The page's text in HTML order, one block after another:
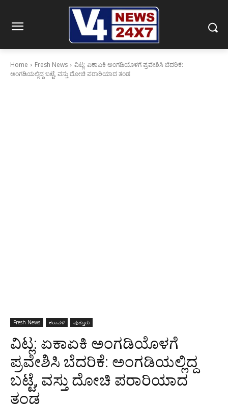
Home Fresh News
ವಿಟ್ಲ: ಏಕಾಏಕಿ ಅಂಗಡಿಯೊಳಗೆ ಪ್ರವೇಶಿಸಿ ಬೆದರಿಕೆ:
ಅಂಗಡಿಯಲ್ಲಿದ್ದ ಬಟ್ಟೆ, ವಸ್ತು ದೋಚಿ ಪರಾರಿಯಾದ ತಂಡ
Fresh News ಕರಾವಳಿ ಪುತ್ತೂರು
ವಿಟ್ಲ: ಏಕಾಏಕಿ ಅಂಗಡಿಯೊಳಗೆ
ಪ್ರವೇಶಿಸಿ ಬೆದರಿಕೆ: ಅಂಗಡಿಯಲ್ಲಿದ್ದ
ಬಟ್ಟೆ, ವಸ್ತು ದೋಚಿ ಪರಾರಿಯಾದ
ತಂಡ